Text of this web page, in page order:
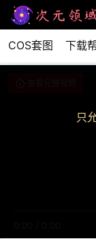
COS套图 下载
只